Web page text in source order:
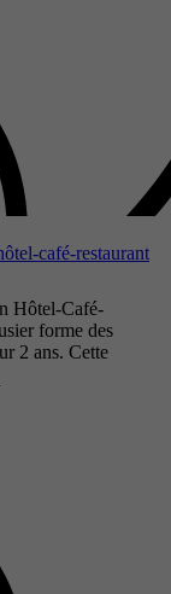
café-restaurant
Hôtel-Café-
forme des
2 ans. Cette